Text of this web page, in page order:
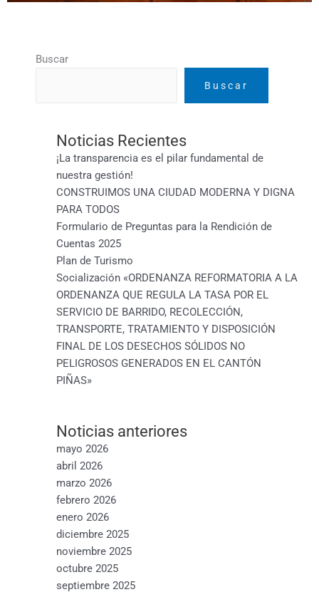
Buscar
Buscar
Noticias Recientes
¡La transparencia es el pilar fundamental de
nuestra gestión!
CONSTRUIMOS UNA CIUDAD MODERNA Y DIGNA
PARA TODOS
Formulario de Preguntas para la Rendición de
Cuentas 2025
Plan de Turismo
Socialización «ORDENANZA REFORMATORIA A LA
ORDENANZA QUE REGULA LA TASA POR EL
SERVICIO DE BARRIDO, RECOLECCIÓN,
TRANSPORTE, TRATAMIENTO Y DISPOSICIÓN
FINAL DE LOS DESECHOS SÓLIDOS NO
PELIGROSOS GENERADOS EN EL CANTÓN
PIÑAS»
Noticias anteriores
mayo 2026
abril 2026
marzo 2026
febrero 2026
enero 2026
diciembre 2025
noviembre 2025
octubre 2025
septiembre 2025